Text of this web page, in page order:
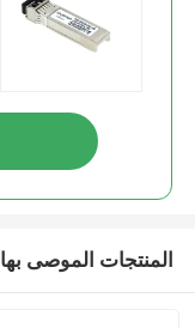
المنتجات الموصى بها